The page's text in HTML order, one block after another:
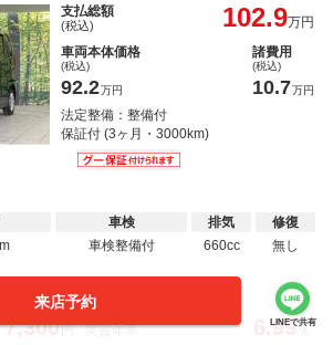
来店予約
LINEで共有
支払総額
(税込) 102.9万円
車両本体価格
(税込)
92.2万円
諸費用
(税込)
10.7万円
法定整備：整備付
保証付 (3ヶ月・3000km)
車検
車検整備付
排気
660cc
修復
無し
7,300円 実質年率 6.99％